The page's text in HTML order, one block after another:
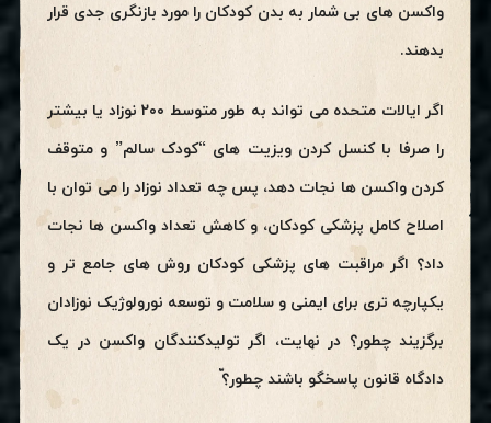
واکسن های بی شمار به بدن کودکان را مورد بازنگری جدی قرار
بدهند.
اگر ایالات متحده می تواند به طور متوسط ۲۰۰ نوزاد یا بیشتر
را صرفا با کنسل کردن ویزیت های “کودک سالم” و متوقف
کردن واکسن ها نجات دهد، پس چه تعداد نوزاد را می توان با
اصلاح کامل پزشکی کودکان، و کاهش تعداد واکسن ها نجات
داد؟ اگر مراقبت های پزشکی کودکان روش های جامع تر و
یکپارچه تری برای ایمنی و سلامت و توسعه نورولوژیک نوزادان
برگزیند چطور؟ در نهایت، اگر تولیدکنندگان واکسن در یک
دادگاه قانون پاسخگو باشند چطور؟ّ